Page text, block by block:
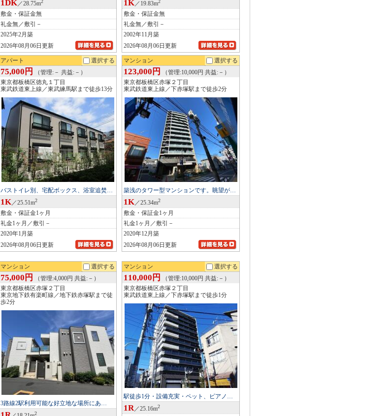
1DK／28.75m2
敷金・保証金無
礼金無／敷引－
2025年2月築
2026年08月06日更新
1K／19.83m2
敷金・保証金無
礼金無／敷引－
2002年11月築
2026年08月06日更新
アパート 選択する
75,000円
（管理:－ 共益:－）
東京都板橋区徳丸１丁目
東武鉄道東上線／東武練馬駅まで徒歩13分
バストイレ別、宅配ボックス、浴室追焚…
1K／25.51m2
敷金・保証金1ヶ月
礼金1ヶ月／敷引－
2020年1月築
2026年08月06日更新
マンション 選択する
123,000円
（管理:10,000円 共益:－）
東京都板橋区赤塚２丁目
東武鉄道東上線／下赤塚駅まで徒歩2分
築浅のタワー型マンションです。眺望が…
1K／25.34m2
敷金・保証金1ヶ月
礼金1ヶ月／敷引－
2020年12月築
2026年08月06日更新
マンション 選択する
75,000円
（管理:4,000円 共益:－）
東京都板橋区赤塚２丁目
東京地下鉄有楽町線／地下鉄赤塚駅まで徒
歩2分
3路線2駅利用可能な好立地な場所にあ…
2
マンション 選択する
110,000円
（管理:10,000円 共益:－）
東京都板橋区赤塚２丁目
東武鉄道東上線／下赤塚駅まで徒歩1分
駅徒歩1分・設備充実・ペット、ピアノ…
1R／25.16m2